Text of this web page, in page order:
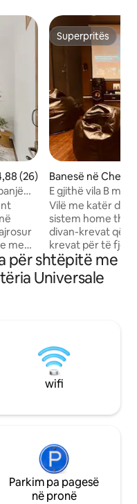
mesatar 4,88 nga 5,
(26)
me
së
✔
Superpritës
Superpritës
Banesë në
E gjithë vila B me
ecr,panaiyur,plazh
Vilë me katër
sistem home
divan-krevat që
krevat për të
kanë krevate për
prenotosh, të
fotografitë e
nëse ndodh,
maksimumi pas
rast emergjence
defektit të
maksimumi 2 deri
dritat dhe
për shtëpitë me
Universale
wifi
Parkim pa pagesë
në pronë